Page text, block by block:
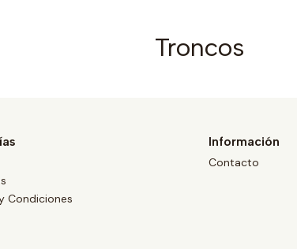
Troncos
Condiciones
Información
Contacto